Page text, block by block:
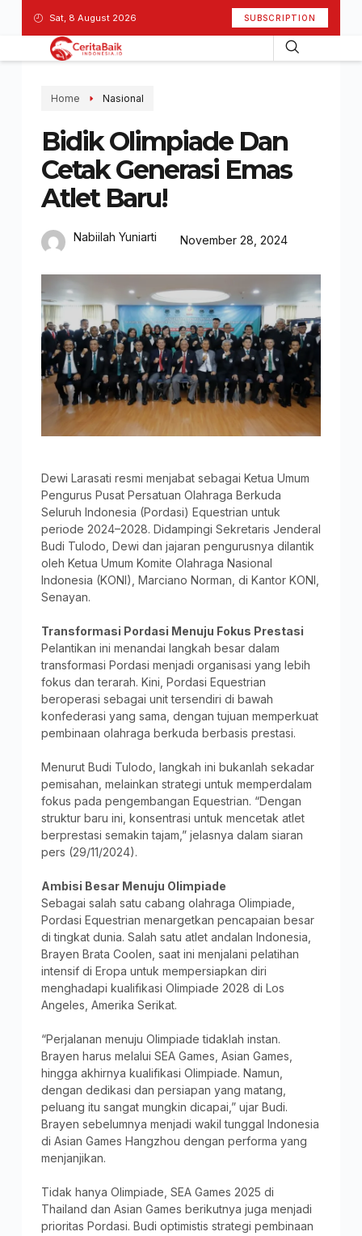
Sat, 8 August 2026 SUBSCRIPTION
Home Nasional
Bidik Olimpiade Dan
Cetak Generasi Emas
Atlet Baru!
Nabiilah Yuniarti November 28, 2024
Dewi Larasati resmi menjabat sebagai Ketua Umum
Pengurus Pusat Persatuan Olahraga Berkuda
Seluruh Indonesia (Pordasi) Equestrian untuk
periode 2024–2028. Didampingi Sekretaris Jenderal
Budi Tulodo, Dewi dan jajaran pengurusnya dilantik
oleh Ketua Umum Komite Olahraga Nasional
Indonesia (KONI), Marciano Norman, di Kantor KONI,
Senayan.
Transformasi Pordasi Menuju Fokus Prestasi
Pelantikan ini menandai langkah besar dalam
transformasi Pordasi menjadi organisasi yang lebih
fokus dan terarah. Kini, Pordasi Equestrian
beroperasi sebagai unit tersendiri di bawah
konfederasi yang sama, dengan tujuan memperkuat
pembinaan olahraga berkuda berbasis prestasi.
Menurut Budi Tulodo, langkah ini bukanlah sekadar
pemisahan, melainkan strategi untuk memperdalam
fokus pada pengembangan Equestrian. “Dengan
struktur baru ini, konsentrasi untuk mencetak atlet
berprestasi semakin tajam,” jelasnya dalam siaran
pers (29/11/2024).
Ambisi Besar Menuju Olimpiade
Sebagai salah satu cabang olahraga Olimpiade,
Pordasi Equestrian menargetkan pencapaian besar
di tingkat dunia. Salah satu atlet andalan Indonesia,
Brayen Brata Coolen, saat ini menjalani pelatihan
intensif di Eropa untuk mempersiapkan diri
menghadapi kualifikasi Olimpiade 2028 di Los
Angeles, Amerika Serikat.
“Perjalanan menuju Olimpiade tidaklah instan.
Brayen harus melalui SEA Games, Asian Games,
hingga akhirnya kualifikasi Olimpiade. Namun,
dengan dedikasi dan persiapan yang matang,
peluang itu sangat mungkin dicapai,” ujar Budi.
Brayen sebelumnya menjadi wakil tunggal Indonesia
di Asian Games Hangzhou dengan performa yang
menjanjikan.
Tidak hanya Olimpiade, SEA Games 2025 di
Thailand dan Asian Games berikutnya juga menjadi
prioritas Pordasi. Budi optimistis strategi pembinaan